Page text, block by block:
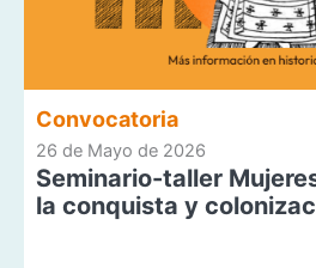
Convocatoria
26 de Mayo de 2026
Seminario-taller
la conquista y